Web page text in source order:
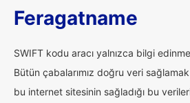
Feragatname
SWIFT kodu aracı yalnızca bilgi edinme
Bütün çabalarımız doğru veri
bu internet sitesinin sağladığı bu